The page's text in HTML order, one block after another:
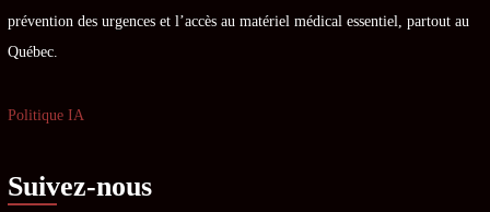
prévention des urgences et l’accès au matériel médical essentiel, partout au
Québec.
Politique IA
Suivez-nous